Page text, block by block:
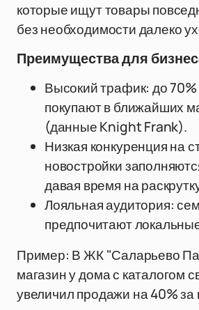
которые ищут товары
без необходимости далеко
Преимущества для
Высокий трафик: до
покупают в ближайших
(данные Knight Frank).
Низкая конкуренция на
новостройки
давая время на
Лояльная аудитория:
предпочитают
Пример: В ЖК "Саларьево
магазин у дома с каталогом
увеличил продажи на 40% за